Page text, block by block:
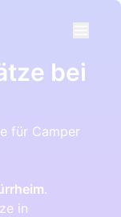
bei
für Camper
.
in